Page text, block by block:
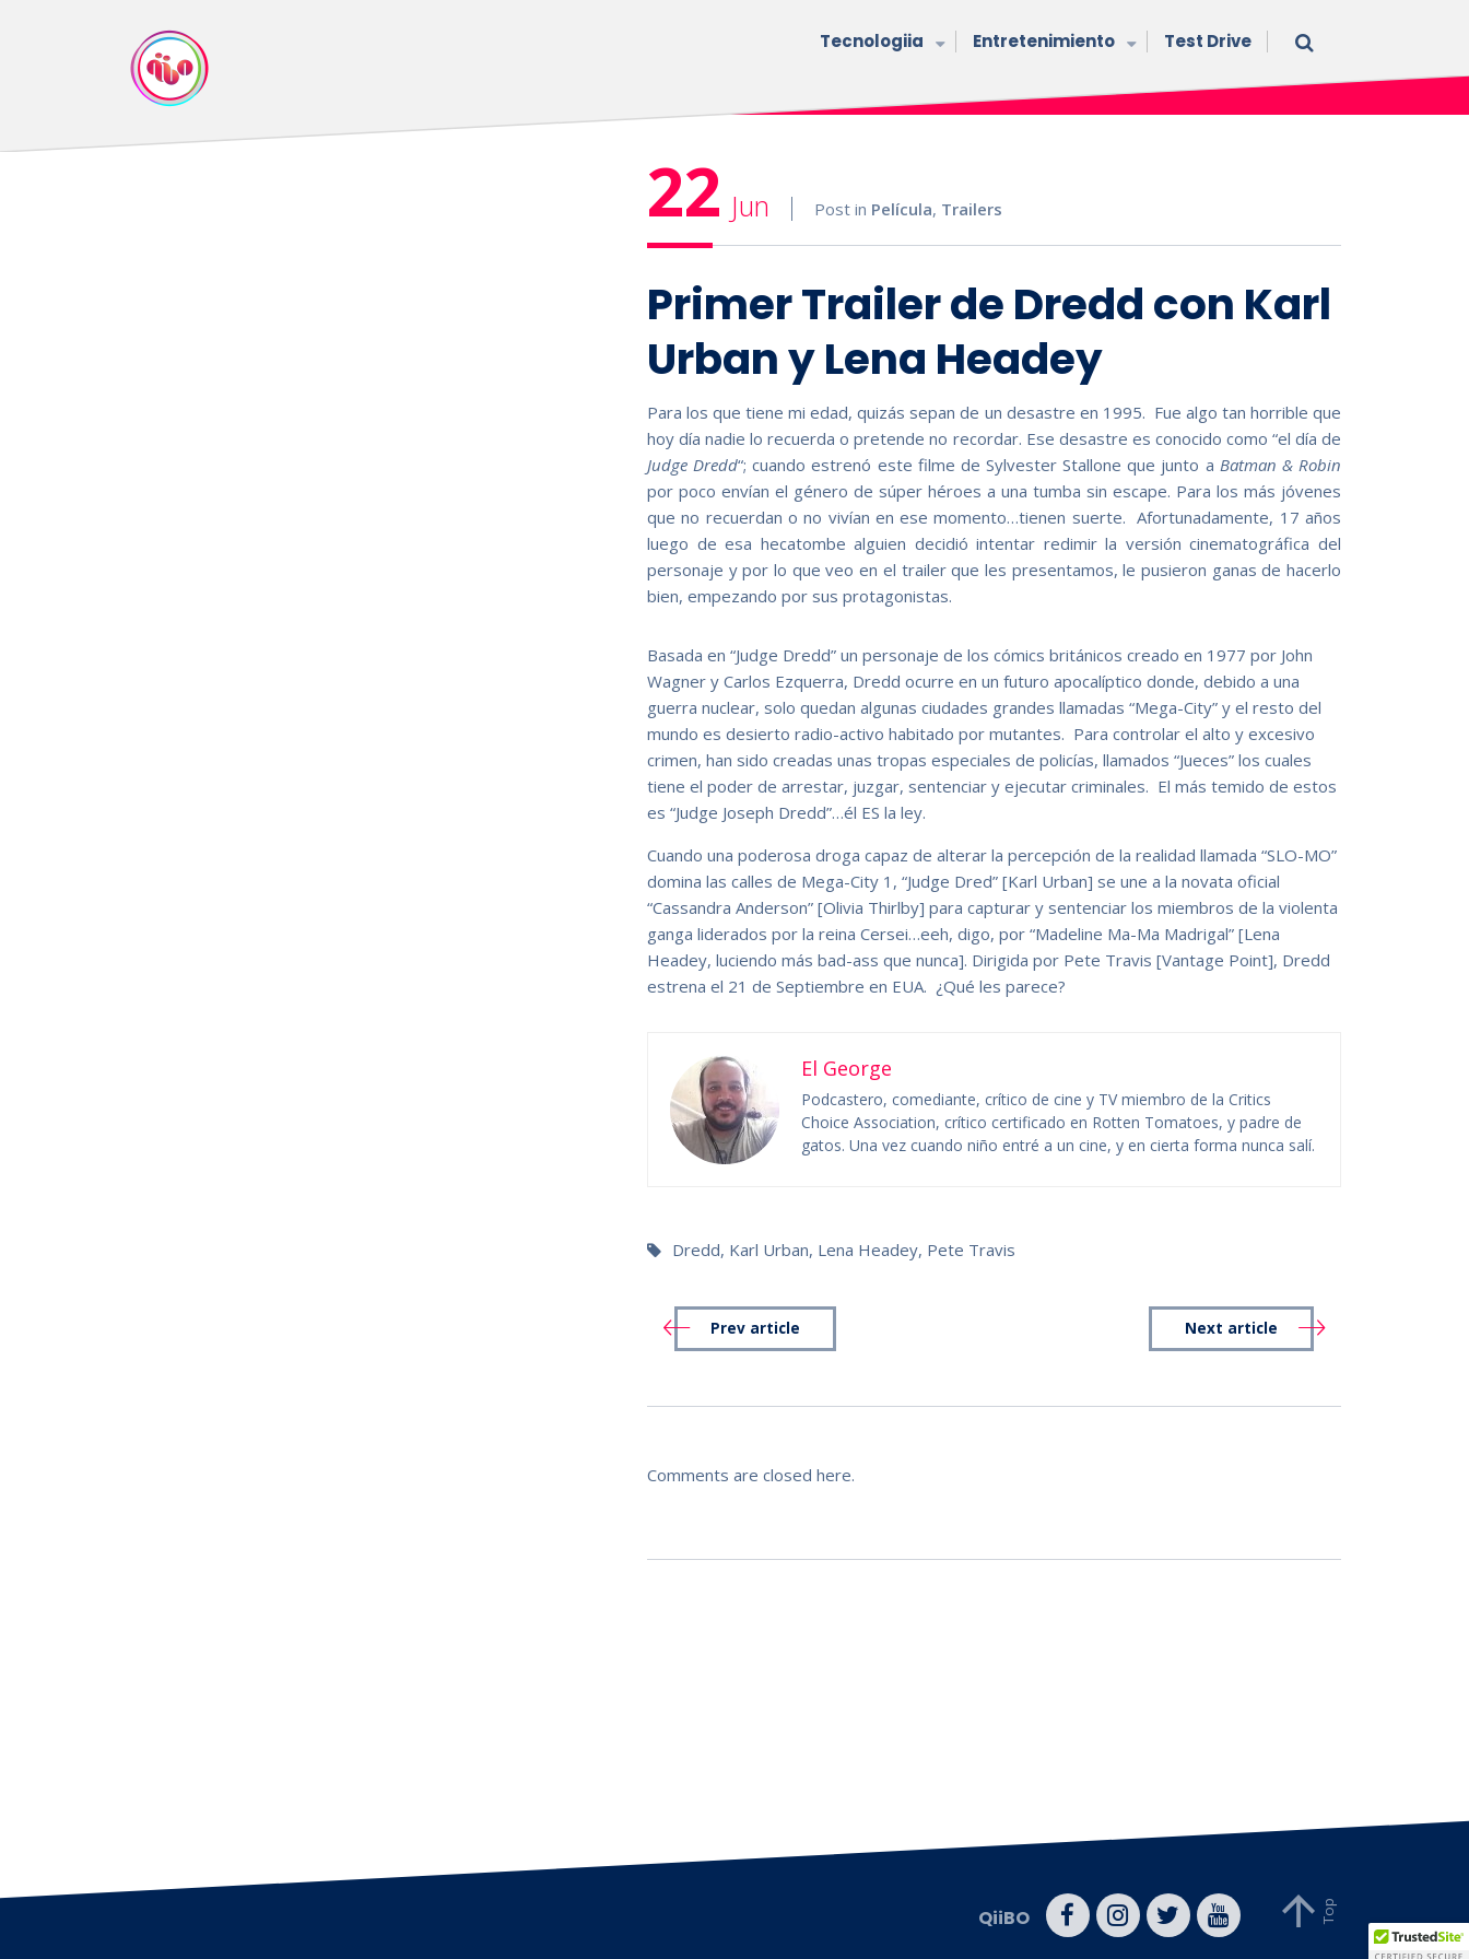
Tecnologiia Entretenimiento Test Drive
22 Jun Post in Película, Trailers
Primer Trailer de Dredd con Karl
Urban y Lena Headey
Para los que tiene mi edad, quizás sepan de un desastre en 1995. Fue algo tan horrible que
hoy día nadie lo recuerda o pretende no recordar. Ese desastre es conocido como “el día de
Judge Dredd“; cuando estrenó este filme de Sylvester Stallone que junto a Batman & Robin
por poco envían el género de súper héroes a una tumba sin escape. Para los más jóvenes
que no recuerdan o no vivían en ese momento…tienen suerte. Afortunadamente, 17 años
luego de esa hecatombe alguien decidió intentar redimir la versión cinematográfica del
personaje y por lo que veo en el trailer que les presentamos, le pusieron ganas de hacerlo
bien, empezando por sus protagonistas.
Basada en “Judge Dredd” un personaje de los cómics británicos creado en 1977 por John
Wagner y Carlos Ezquerra, Dredd ocurre en un futuro apocalíptico donde, debido a una
guerra nuclear, solo quedan algunas ciudades grandes llamadas “Mega-City” y el resto del
mundo es desierto radio-activo habitado por mutantes. Para controlar el alto y excesivo
crimen, han sido creadas unas tropas especiales de policías, llamados “Jueces” los cuales
tiene el poder de arrestar, juzgar, sentenciar y ejecutar criminales. El más temido de estos
es “Judge Joseph Dredd”…él ES la ley.
Cuando una poderosa droga capaz de alterar la percepción de la realidad llamada “SLO-MO”
domina las calles de Mega-City 1, “Judge Dred” [Karl Urban] se une a la novata oficial
“Cassandra Anderson” [Olivia Thirlby] para capturar y sentenciar los miembros de la violenta
ganga liderados por la reina Cersei…eeh, digo, por “Madeline Ma-Ma Madrigal” [Lena
Headey, luciendo más bad-ass que nunca]. Dirigida por Pete Travis [Vantage Point], Dredd
estrena el 21 de Septiembre en EUA. ¿Qué les parece?
El George
Podcastero, comediante, crítico de cine y TV miembro de la Critics
Choice Association, crítico certificado en Rotten Tomatoes, y padre de
gatos. Una vez cuando niño entré a un cine, y en cierta forma nunca salí.
Dredd, Karl Urban, Lena Headey, Pete Travis
Prev article Next article
Comments are closed here.
QiiBO